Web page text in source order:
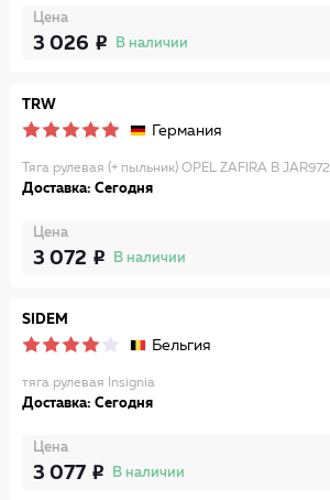
Цена
3 026 В наличии
TRW
Германия
Тяга рулевая (+ пыльник) OPEL ZAFIRA B JAR972
Доставка: Сегодня
Цена
3 072 В наличии
SIDEM
Бельгия
тяга рулевая Insignia
Доставка: Сегодня
Цена
3 077 В наличии